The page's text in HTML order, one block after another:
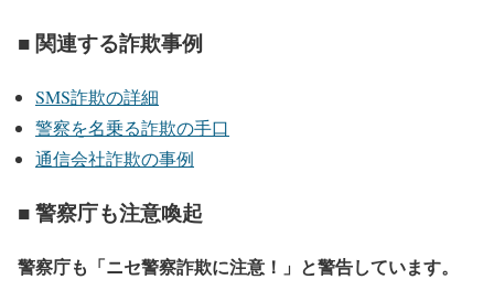
■ 関連する詐欺事例
SMS詐欺の詳細
警察を名乗る詐欺の手口
通信会社詐欺の事例
■ 警察庁も注意喚起
警察庁も「ニセ警察詐欺に注意！」と警告しています。